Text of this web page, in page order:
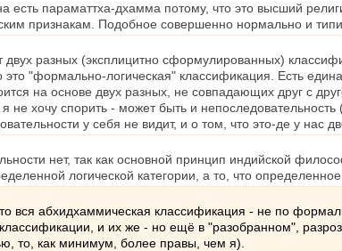
есть параматтха-дхамма потому, что это высший
признакам. Подобное совершенно нормально и
двух разных (эксплицитно сформулированных)
это "формально-логическая" классификация. Есть
на основе двух разных, не совпадающих друг с
не хочу спорить - может быть и
у себя не видит, и о том, что это-де у нас
нет, так как основной принцип индийской
логической категории, а то, что
вся абхидхаммическая классификация - не по
и их же - но ещё в "разобранном",
то, как минимум, более правы, чем я).